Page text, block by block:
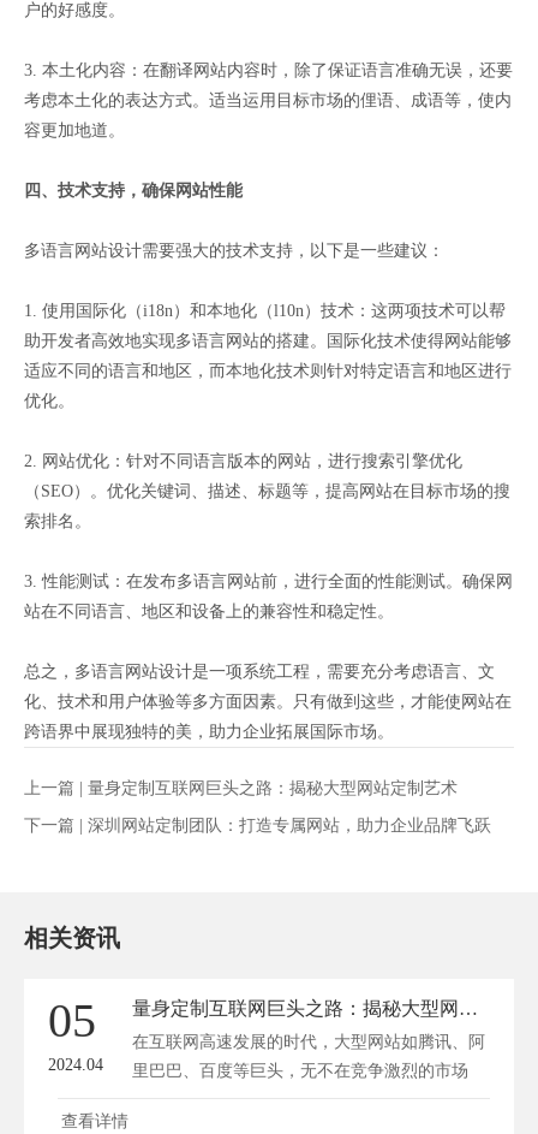
户的好感度。
3. 本土化内容：在翻译网站内容时，除了保证语言准确无误，还要
考虑本土化的表达方式。适当运用目标市场的俚语、成语等，使内
容更加地道。
四、技术支持，确保网站性能
多语言网站设计需要强大的技术支持，以下是一些建议：
1. 使用国际化（i18n）和本地化（l10n）技术：这两项技术可以帮
助开发者高效地实现多语言网站的搭建。国际化技术使得网站能够
适应不同的语言和地区，而本地化技术则针对特定语言和地区进行
优化。
2. 网站优化：针对不同语言版本的网站，进行搜索引擎优化
（SEO）。优化关键词、描述、标题等，提高网站在目标市场的搜
索排名。
3. 性能测试：在发布多语言网站前，进行全面的性能测试。确保网
站在不同语言、地区和设备上的兼容性和稳定性。
总之，多语言网站设计是一项系统工程，需要充分考虑语言、文
化、技术和用户体验等多方面因素。只有做到这些，才能使网站在
跨语界中展现独特的美，助力企业拓展国际市场。
上一篇 | 量身定制互联网巨头之路：揭秘大型网站定制艺术
下一篇 | 深圳网站定制团队：打造专属网站，助力企业品牌飞跃
相关资讯
05
2024.04
量身定制互联网巨头之路：揭秘大型网站定制艺术
在互联网高速发展的时代，大型网站如腾讯、阿
里巴巴、百度等巨头，无不在竞争激烈的市场
中...
查看详情